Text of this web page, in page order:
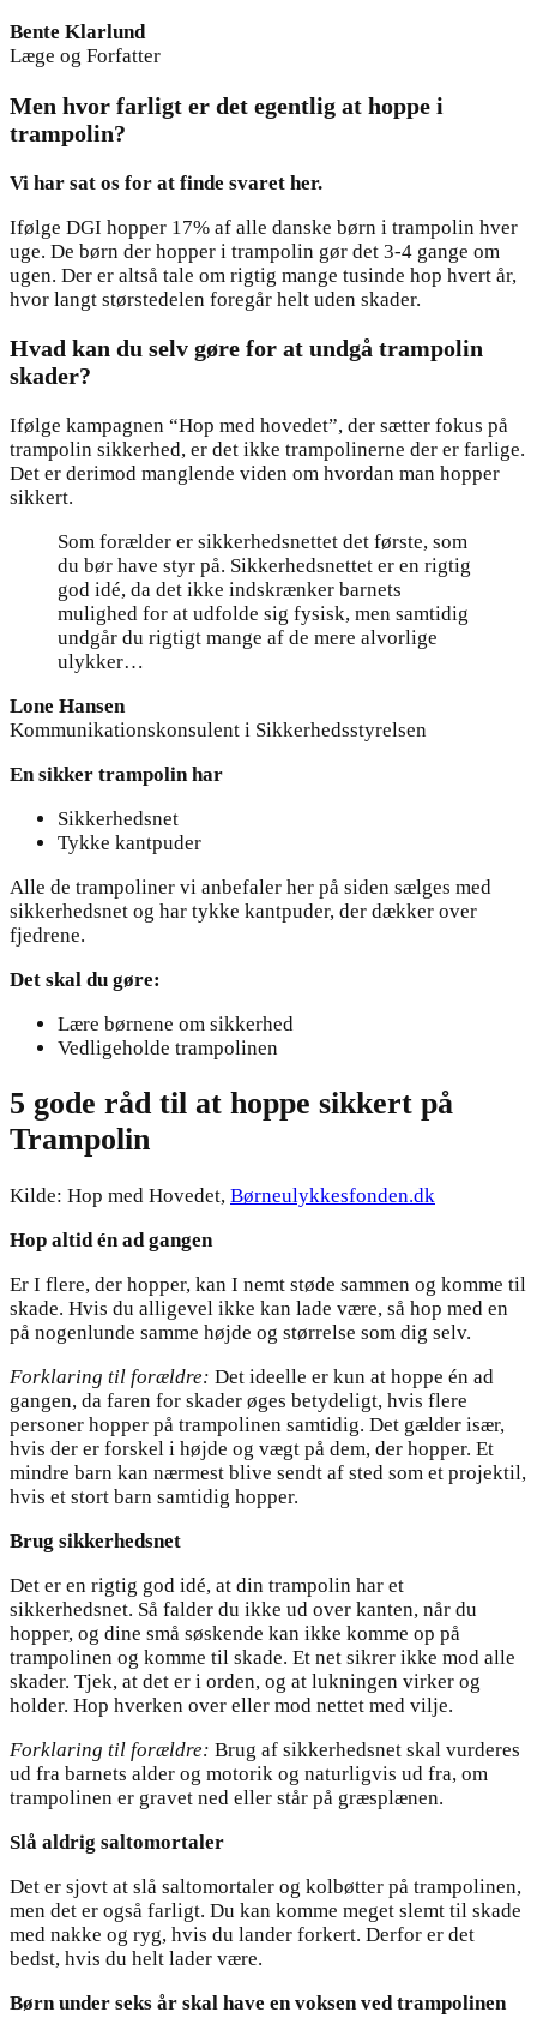
Bente Klarlund
Læge og Forfatter
Men hvor farligt er det egentlig at hoppe i
trampolin?
Vi har sat os for at finde svaret her.
Ifølge DGI hopper 17% af alle danske børn i trampolin hver
uge. De børn der hopper i trampolin gør det 3-4 gange om
ugen. Der er altså tale om rigtig mange tusinde hop hvert år,
hvor langt størstedelen foregår helt uden skader.
Hvad kan du selv gøre for at undgå trampolin
skader?
Ifølge kampagnen “Hop med hovedet”, der sætter fokus på
trampolin sikkerhed, er det ikke trampolinerne der er farlige.
Det er derimod manglende viden om hvordan man hopper
sikkert.
Som forælder er sikkerhedsnettet det første, som
du bør have styr på. Sikkerhedsnettet er en rigtig
god idé, da det ikke indskrænker barnets
mulighed for at udfolde sig fysisk, men samtidig
undgår du rigtigt mange af de mere alvorlige
ulykker…
Lone Hansen
Kommunikationskonsulent i Sikkerhedsstyrelsen
En sikker trampolin har
Sikkerhedsnet
Tykke kantpuder
Alle de trampoliner vi anbefaler her på siden sælges med
sikkerhedsnet og har tykke kantpuder, der dækker over
fjedrene.
Det skal du gøre:
Lære børnene om sikkerhed
Vedligeholde trampolinen
5 gode råd til at hoppe sikkert på
Trampolin
Kilde: Hop med Hovedet, Børneulykkesfonden.dk
Hop altid én ad gangen
Er I flere, der hopper, kan I nemt støde sammen og komme til
skade. Hvis du alligevel ikke kan lade være, så hop med en
på nogenlunde samme højde og størrelse som dig selv.
Forklaring til forældre: Det ideelle er kun at hoppe én ad
gangen, da faren for skader øges betydeligt, hvis flere
personer hopper på trampolinen samtidig. Det gælder især,
hvis der er forskel i højde og vægt på dem, der hopper. Et
mindre barn kan nærmest blive sendt af sted som et projektil,
hvis et stort barn samtidig hopper.
Brug sikkerhedsnet
Det er en rigtig god idé, at din trampolin har et
sikkerhedsnet. Så falder du ikke ud over kanten, når du
hopper, og dine små søskende kan ikke komme op på
trampolinen og komme til skade. Et net sikrer ikke mod alle
skader. Tjek, at det er i orden, og at lukningen virker og
holder. Hop hverken over eller mod nettet med vilje.
Forklaring til forældre: Brug af sikkerhedsnet skal vurderes
ud fra barnets alder og motorik og naturligvis ud fra, om
trampolinen er gravet ned eller står på græsplænen.
Slå aldrig saltomortaler
Det er sjovt at slå saltomortaler og kolbøtter på trampolinen,
men det er også farligt. Du kan komme meget slemt til skade
med nakke og ryg, hvis du lander forkert. Derfor er det
bedst, hvis du helt lader være.
Børn under seks år skal have en voksen ved trampolinen